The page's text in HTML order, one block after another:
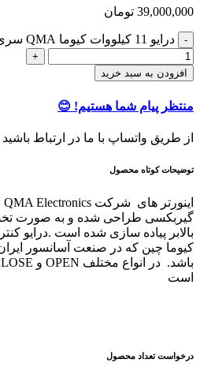
39,000,000 تومان
درایو 11 کیلووات کیوما QMA سری Q1000(open) عدد
افزودن به سبد خرید
منتظر پیام شما هستیم! 😊
از طریق واتساپ با ما در ارتباط
توضیحات کوتاه محصول
گیربکسی طراحی شده و به صورت
کیوما چین که در صنعت آسانسور
است
درخواست تعداد محصول